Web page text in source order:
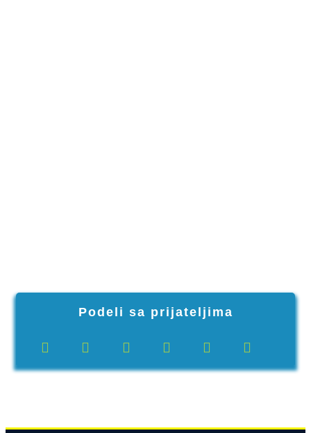
Podeli sa prijateljima